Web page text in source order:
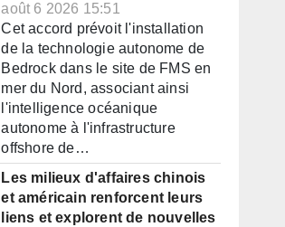
août 6 2026 15:51
Cet accord prévoit l'installation
de la technologie autonome de
Bedrock dans le site de FMS en
mer du Nord, associant ainsi
l'intelligence océanique
autonome à l'infrastructure
offshore de…
Les milieux d'affaires chinois
et américain renforcent leurs
liens et explorent de nouvelles